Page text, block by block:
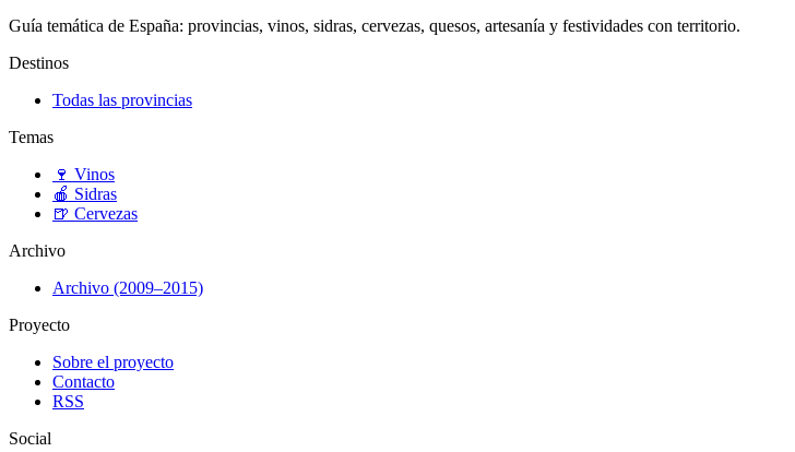
Guía temática de España: provincias, vinos, sidras, cervezas, quesos, artesanía y festividades con territorio.
Destinos
Todas las provincias
Temas
🍷 Vinos
🍎 Sidras
🍺 Cervezas
Archivo
Archivo (2009–2015)
Proyecto
Sobre el proyecto
Contacto
RSS
Social